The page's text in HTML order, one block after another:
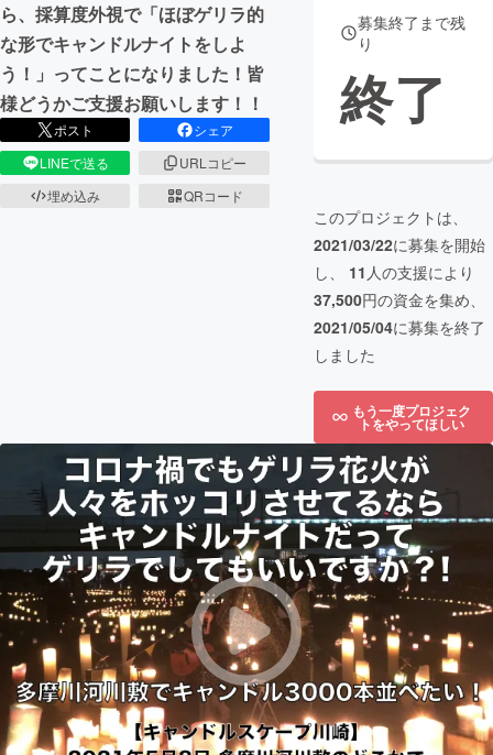
ら、採算度外視で「ほぼゲリラ的
な形でキャンドルナイトをしよ
う！」ってことになりました！皆
様どうかご支援お願いします！！
ポスト
シェア
LINEで送る
URLコピー
埋め込み
QRコード
募集終了まで残
り
終了
このプロジェクトは、
2021/03/22に募集を開始
し、 11 人の支援により
37,500円の資金を集め、
2021/05/04に募集を終了
しました
もう一度プロジェク
トをやってほしい